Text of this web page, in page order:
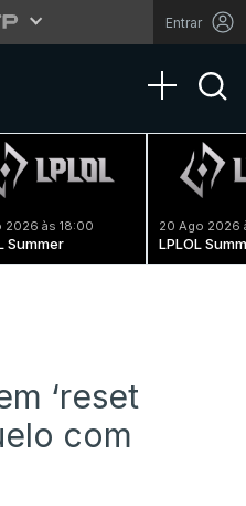
Entrar
Toggle
2026 às 18:00
Summer
20 Ago 2026
LPLOL
‘reset
com